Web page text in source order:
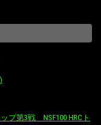
プ第3戦 NSF100 HRCト